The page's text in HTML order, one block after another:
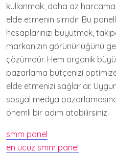
kullanmak, daha az
elde etmenin sırrıdır. Bu
hesaplarınızı büyütmek,
markanızın görünürlüğünü
çözümdür. Hem organik
pazarlama bütçenizi
elde etmenizi sağlarlar.
sosyal medya
önemli bir adım atabilirsiniz.
smm panel
en ucuz smm panel